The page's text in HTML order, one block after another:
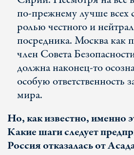
по-прежнему лучше всех
ролью честного и
посредника. Москва как
член Совета
должна наконец-то
особую ответственность
мира.
Но, как известно, именно
Какие шаги следует
Россия отказалась от